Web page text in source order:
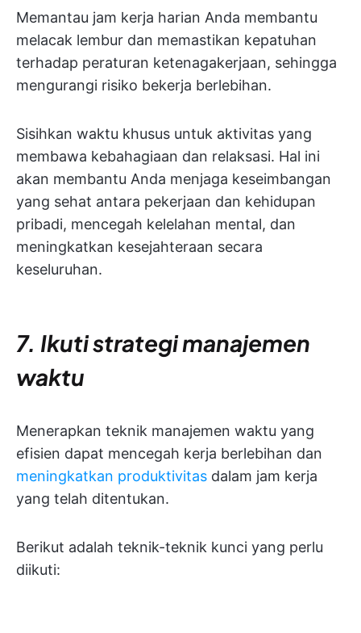
Memantau jam kerja harian Anda membantu
melacak lembur dan memastikan kepatuhan
terhadap peraturan ketenagakerjaan, sehingga
mengurangi risiko bekerja berlebihan.
Sisihkan waktu khusus untuk aktivitas yang
membawa kebahagiaan dan relaksasi. Hal ini
akan membantu Anda menjaga keseimbangan
yang sehat antara pekerjaan dan kehidupan
pribadi, mencegah kelelahan mental, dan
meningkatkan kesejahteraan secara
keseluruhan.
7. Ikuti strategi manajemen
waktu
Menerapkan teknik manajemen waktu yang
efisien dapat mencegah kerja berlebihan dan
meningkatkan produktivitas dalam jam kerja
yang telah ditentukan.
Berikut adalah teknik-teknik kunci yang perlu
diikuti: